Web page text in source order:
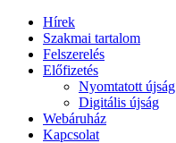
Hírek
Szakmai tartalom
Felszerelés
Előfizetés
Nyomtatott újság
Digitális újság
Webáruház
Kapcsolat